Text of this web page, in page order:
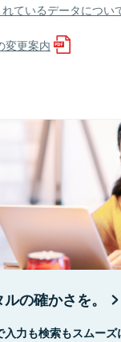
ているデータについ
変更案内
の確かさを。
力も検索もスムーズ